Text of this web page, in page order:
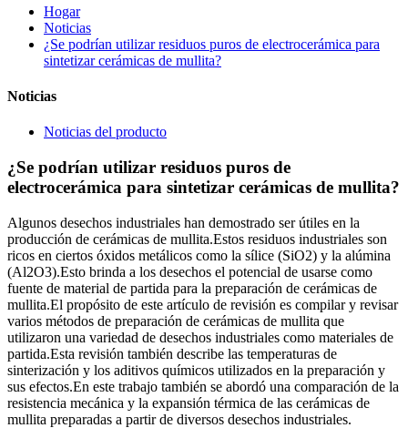
Hogar
Noticias
¿Se podrían utilizar residuos puros de electrocerámica para
sintetizar cerámicas de mullita?
Noticias
Noticias del producto
¿Se podrían utilizar residuos puros de
electrocerámica para sintetizar cerámicas de mullita?
Algunos desechos industriales han demostrado ser útiles en la
producción de cerámicas de mullita.Estos residuos industriales son
ricos en ciertos óxidos metálicos como la sílice (SiO2) y la alúmina
(Al2O3).Esto brinda a los desechos el potencial de usarse como
fuente de material de partida para la preparación de cerámicas de
mullita.El propósito de este artículo de revisión es compilar y revisar
varios métodos de preparación de cerámicas de mullita que
utilizaron una variedad de desechos industriales como materiales de
partida.Esta revisión también describe las temperaturas de
sinterización y los aditivos químicos utilizados en la preparación y
sus efectos.En este trabajo también se abordó una comparación de la
resistencia mecánica y la expansión térmica de las cerámicas de
mullita preparadas a partir de diversos desechos industriales.